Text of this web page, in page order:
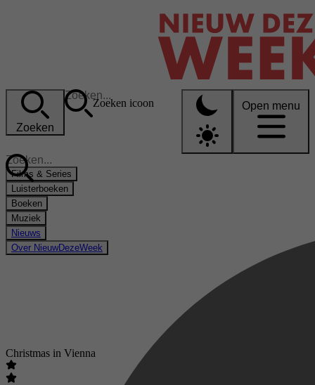
Zoeken
Zoeken icoon Open menu
Films & Series
Luisterboeken
Boeken
Muziek
Nieuws
Over NieuwDezeWeek
Christmas in Vienna